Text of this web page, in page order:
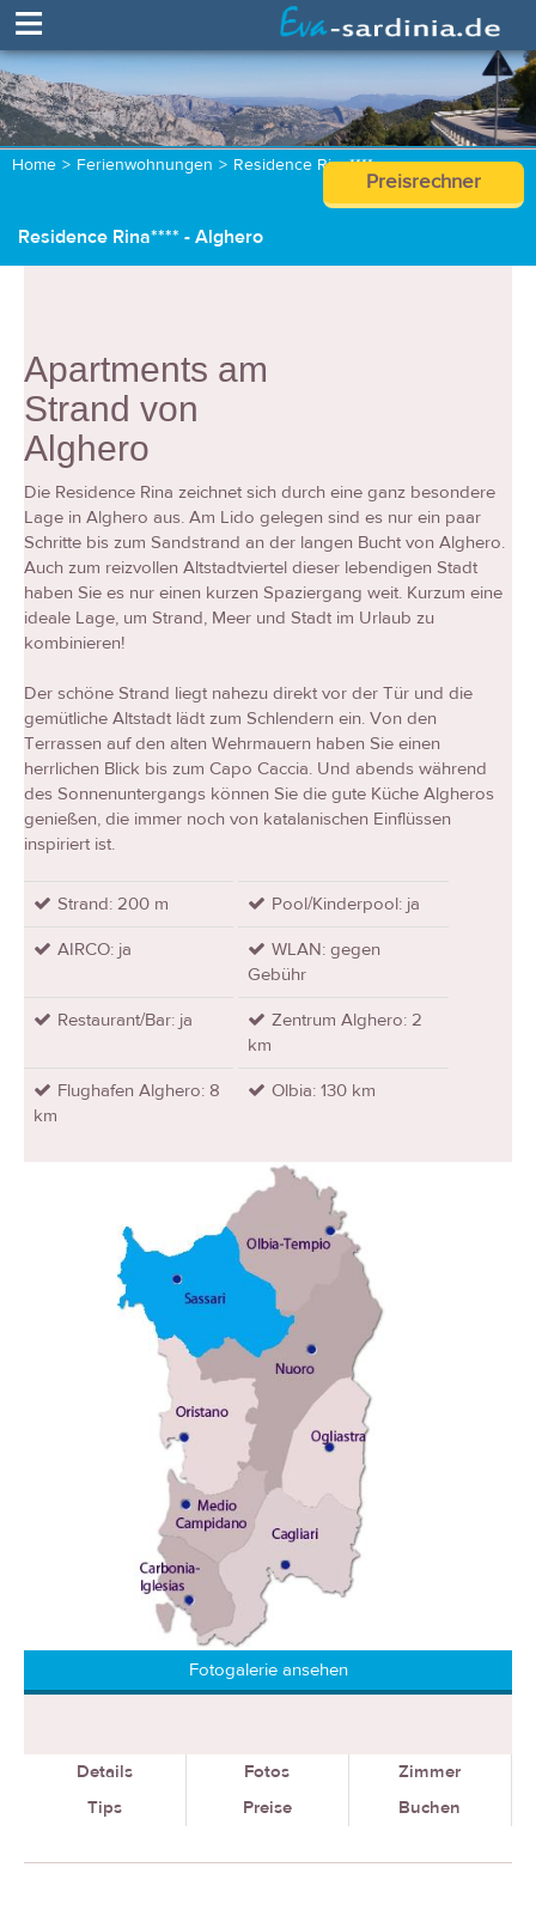
≡
Home > Ferienwohnungen > Residence Rina****
Residence Rina**** - Alghero
Preisrechner
Apartments am
Strand von
Alghero
Die Residence Rina zeichnet sich durch eine ganz besondere
Lage in Alghero aus. Am Lido gelegen sind es nur ein paar
Schritte bis zum Sandstrand an der langen Bucht von Alghero.
Auch zum reizvollen Altstadtviertel dieser lebendigen Stadt
haben Sie es nur einen kurzen Spaziergang weit. Kurzum eine
ideale Lage, um Strand, Meer und Stadt im Urlaub zu
kombinieren!
Der schöne Strand liegt nahezu direkt vor der Tür und die
gemütliche Altstadt lädt zum Schlendern ein. Von den
Terrassen auf den alten Wehrmauern haben Sie einen
herrlichen Blick bis zum Capo Caccia. Und abends während
des Sonnenuntergangs können Sie die gute Küche Algheros
genießen, die immer noch von katalanischen Einflüssen
inspiriert ist.
Strand: 200 m
Pool/Kinderpool: ja
AIRCO: ja
WLAN: gegen
Gebühr
Restaurant/Bar: ja
Zentrum Alghero: 2
km
Flughafen Alghero: 8
km
Olbia: 130 km
Fotogalerie ansehen
Details Fotos
Zimmer
Tips
Preise Buchen